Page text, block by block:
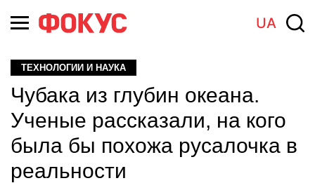
UA
ТЕХНОЛОГИИ И НАУКА
Чубака из глубин океана.
Ученые рассказали, на кого
была бы похожа русалочка в
реальности